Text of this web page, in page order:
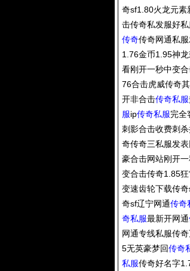
奇sf1.80火龙元素
击传奇私发服好
传奇传奇网通私
1.76金币1.95神
看刚开一秒中变
76合击虎威传奇
开非合击传奇私服
服ip传奇私服完全
刺影合击收费刺
奇传奇三私服发表
豪合击网站刚开
变合击传奇1.85
变速齿轮下载传
奇sf辽宁网通传奇
奇私服最新开网通
网通专线私服传
5无英豪梦回传奇
私服传奇好名字